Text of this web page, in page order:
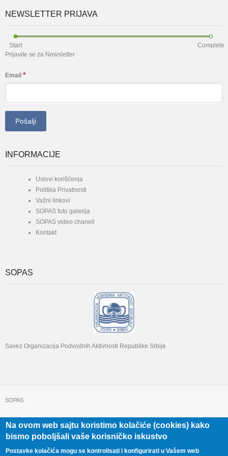
NEWSLETTER PRIJAVA
Start
Complete
Prijavite se za Newsletter
Email *
INFORMACIJE
Uslovi korišćenja
Politika Privatnosti
Važni linkovi
SOPAS foto galerija
SOPAS video chanell
Kontakt
SOPAS
Savez Organizacija Podvodnih Aktivnosti Republike Srbije
SOPAS
+381 11 322 22 32 Beograd, Beogradska 71
Na ovom web sajtu koristimo kolačiće (cookies) kako
bismo poboljšali vaše korisničko iskustvo
Postavke kolačića mogu se kontrolisati i konfigurirati u Vašem web